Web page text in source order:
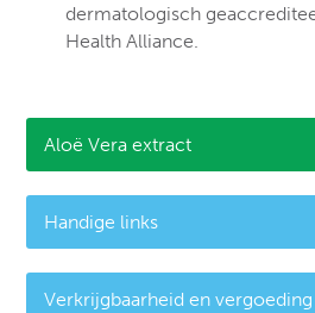
dermatologisch
Health Alliance.
Aloë Vera extract
Handige links
Verkrijgbaarheid en vergoeding